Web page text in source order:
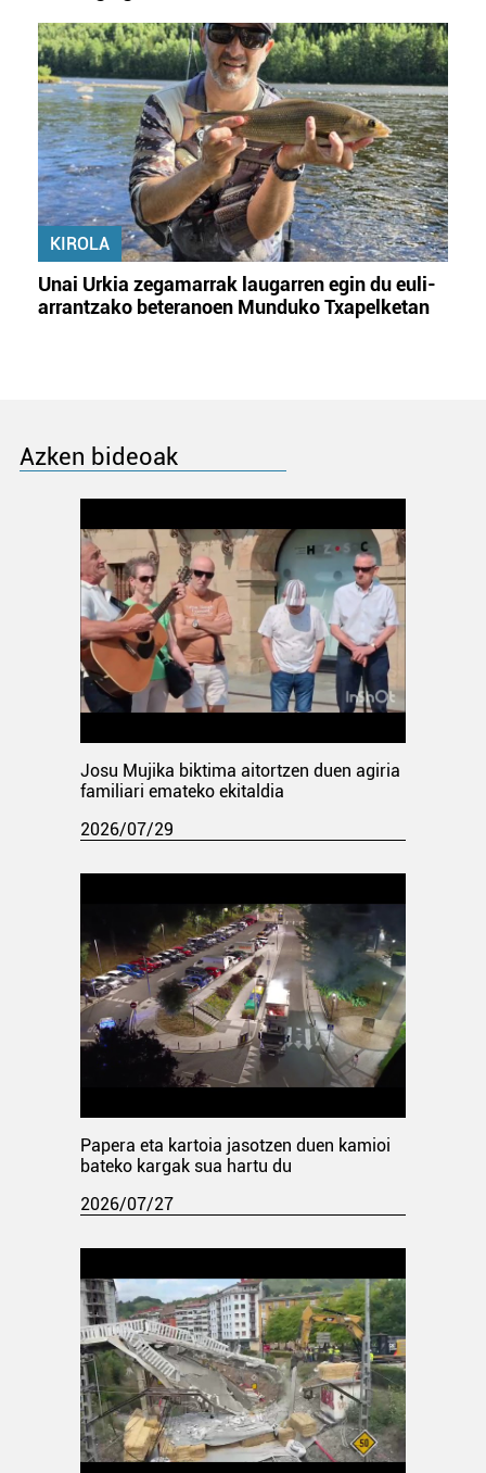
KIROLA
Unai Urkia zegamarrak laugarren egin du euli-
arrantzako beteranoen Munduko Txapelketan
Azken bideoak
Josu Mujika biktima aitortzen duen agiria
familiari emateko ekitaldia
2026/07/29
Papera eta kartoia jasotzen duen kamioi
bateko kargak sua hartu du
2026/07/27